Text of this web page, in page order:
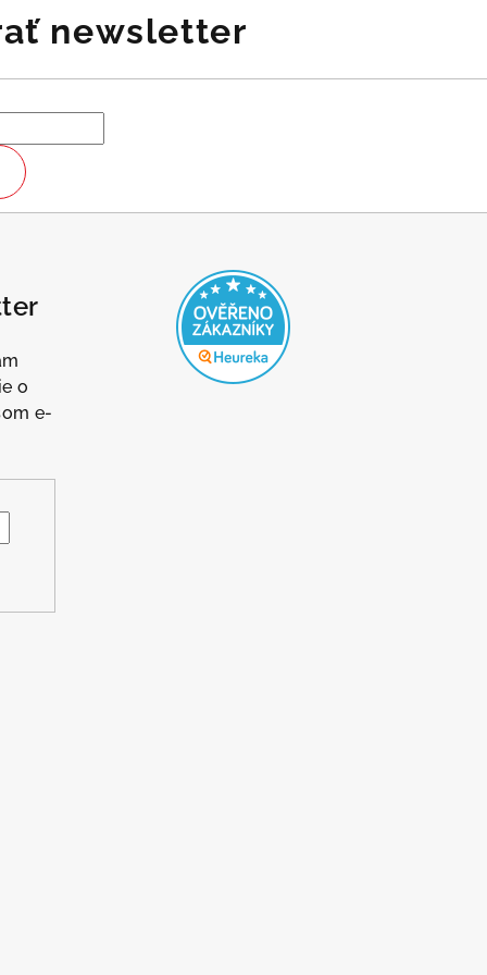
newsletter
o
e-